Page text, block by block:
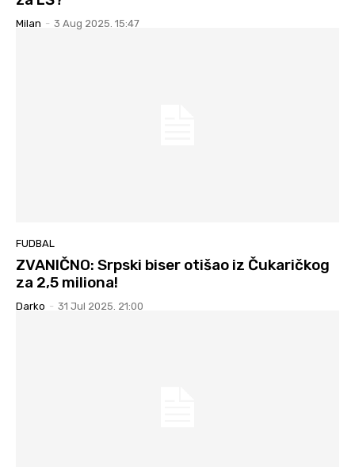
Milan - 3 Aug 2025. 15:47
FUDBAL
ZVANIČNO: Srpski biser otišao iz Čukaričkog
za 2,5 miliona!
Darko - 31 Jul 2025. 21:00